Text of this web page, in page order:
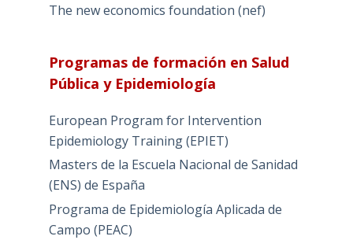
The new economics foundation (nef)
Programas de formación en Salud
Pública y Epidemiología
European Program for Intervention
Epidemiology Training (EPIET)
Masters de la Escuela Nacional de Sanidad
(ENS) de España
Programa de Epidemiología Aplicada de
Campo (PEAC)